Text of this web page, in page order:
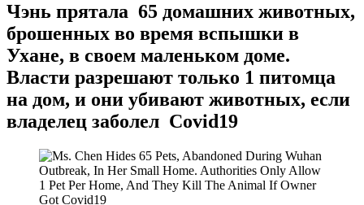
Чэнь прятала 65 домашних животных,
брошенных во время вспышки в
Ухане, в своем маленьком доме.
Власти разрешают только 1 питомца
на дом, и они убивают животных, если
владелец заболел Covid19